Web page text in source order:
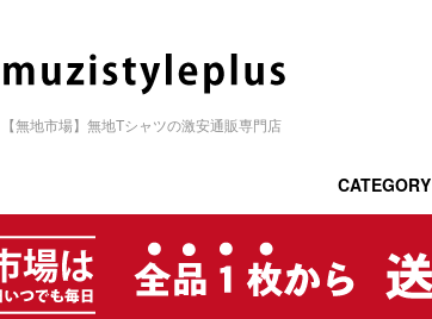
【無地市場】無地Tシャツの激安通販専門店
CATEGORY